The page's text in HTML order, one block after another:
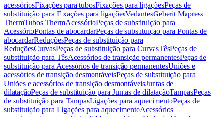
acessóriosFixações para tubosFixações para ligaçõesPeças de
substituição para Fixações para ligaçõesVedantesGeberit Mapress
ThermTubos ThermAcessórioPeças de substituição para
AcessórioPontas de abocardarPeças de substituição para Pontas de
abocardarReduçõesPeças de substituição para
ReduçõesCurvasPeças de substituição para CurvasTêsPeças de
substituição para TêsAcessórios de transição permanentesPeças de
substituição para Acessórios de transição permanentesUniões e
acessórios de transição desmontáveisPeças de substituição para
Uniões e acessórios de transição desmontáveisJuntas de
dilataçãoPeças de substituição para Juntas de dilataçãoTampasPeças
de substituição para TampasLigações para aquecimentoPeças de
substituição para Ligações para aquecimentoAcessórios